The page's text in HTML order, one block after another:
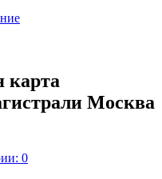
карта
Москва
0